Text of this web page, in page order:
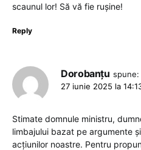
scaunul lor! Să vă fie rușine!
Reply
Dorobanțu spune:
27 iunie 2025 la
Stimate domnule ministru,
limbajului bazat pe argumente
acțiunilor noastre. Pentru